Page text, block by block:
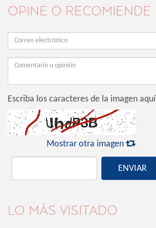
OPINE O RECOMIENDE
Escriba los caracteres de la imagen aquí
Mostrar otra imagen 
ENVIAR
LO MÁS VISITADO